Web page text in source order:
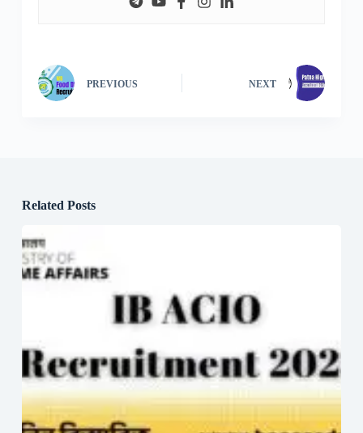
PREVIOUS NEXT
Related Posts